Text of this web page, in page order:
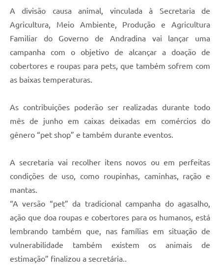
A divisão causa animal, vinculada à Secretaria de
Agricultura, Meio Ambiente, Produção e Agricultura
Familiar do Governo de Andradina vai lançar uma
campanha com o objetivo de alcançar a doação de
cobertores e roupas para pets, que também sofrem com
as baixas temperaturas.
As contribuições poderão ser realizadas durante todo
mês de junho em caixas deixadas em comércios do
gênero “pet shop” e também durante eventos.
A secretaria vai recolher itens novos ou em perfeitas
condições de uso, como roupinhas, caminhas, ração e
mantas.
“A versão “pet” da tradicional campanha do agasalho,
ação que doa roupas e cobertores para os humanos, está
lembrando também que, nas famílias em situação de
vulnerabilidade também existem os animais de
estimação” finalizou a secretária..